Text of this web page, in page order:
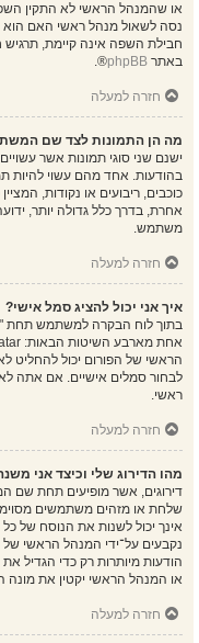
או שהמנהל הראשי לא התקין
נסה לשאול מנהל ראשי האם
חבילת השפה אינה קיימת, תרגיש
באתר phpBB
®.
חזרה למעלה
מה הן התמונות לצד שם
ישנם שני סוגי תמונות אשר
בהודעות. אחד מהם עשוי להיות
כוכבים, ריבועים או נקודות,
אחרת, בדרך כלל גדולה יותר,
משתמש.
חזרה למעלה
איך אני יכול להציג סמל אישי?
בתוך לוח הבקרה למשתמש תחת
הראשי של הפורום יכול להחליט
לבחור סמלים אישיים. אם אתה
ראשי.
חזרה למעלה
מהו הדירוג שלי וכיצד אני
דירוגים, אשר מופיעים תחת שם
שלחת או מזהים משתמשים
אינך יכול לשנות את הנוסח של
נקבעים על־ידי המנהל הראשי
הודעות מיותרות רק כדי הגדיל
או המנהל הראשי יקטין את מונה
חזרה למעלה